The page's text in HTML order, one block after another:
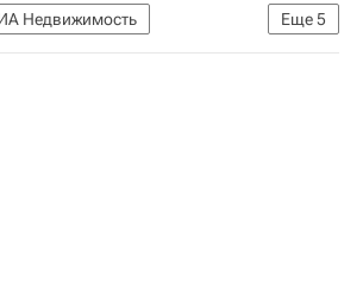
Еще5
Недвижимость
Москва ВДНХ
Россия